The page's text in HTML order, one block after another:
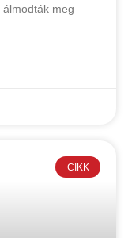
meg
CIKK